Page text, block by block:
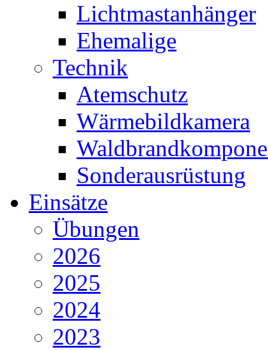
Lichtmastanhänger
Ehemalige
Technik
Atemschutz
Wärmebildkamera
Sonderausrüstung
Einsätze
Übungen
2026
2025
2024
2023